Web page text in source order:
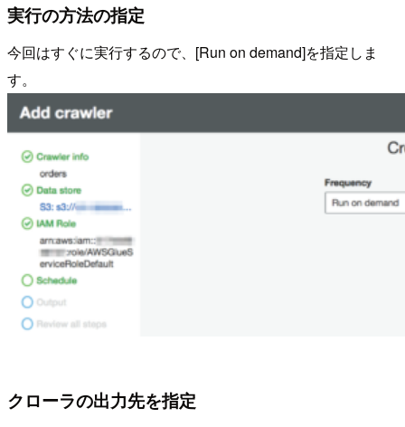
実行の方法の指定
今回はすぐに実行するので、[Run on demand]を指定しま
す。
クローラの出力先を指定